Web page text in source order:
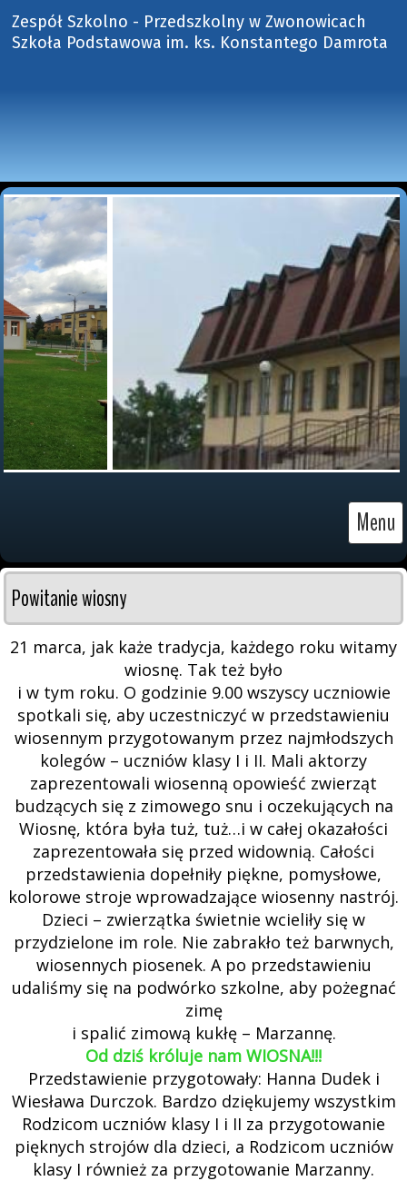
Zespół Szkolno - Przedszkolny w Zwonowicach
Szkoła Podstawowa im. ks. Konstantego Damrota
Menu
Powitanie wiosny
21 marca, jak każe tradycja, każdego roku witamy
wiosnę. Tak też było
i w tym roku. O godzinie 9.00 wszyscy uczniowie
spotkali się, aby uczestniczyć w przedstawieniu
wiosennym przygotowanym przez najmłodszych
kolegów – uczniów klasy I i II. Mali aktorzy
zaprezentowali wiosenną opowieść zwierząt
budzących się z zimowego snu i oczekujących na
Wiosnę, która była tuż, tuż…i w całej okazałości
zaprezentowała się przed widownią. Całości
przedstawienia dopełniły piękne, pomysłowe,
kolorowe stroje wprowadzające wiosenny nastrój.
Dzieci – zwierzątka świetnie wcieliły się w
przydzielone im role. Nie zabrakło też barwnych,
wiosennych piosenek. A po przedstawieniu
udaliśmy się na podwórko szkolne, aby pożegnać
zimę
i spalić zimową kukłę – Marzannę.
Od dziś króluje nam WIOSNA!!!
Przedstawienie przygotowały: Hanna Dudek i
Wiesława Durczok. Bardzo dziękujemy wszystkim
Rodzicom uczniów klasy I i II za przygotowanie
pięknych strojów dla dzieci, a Rodzicom uczniów
klasy I również za przygotowanie Marzanny.